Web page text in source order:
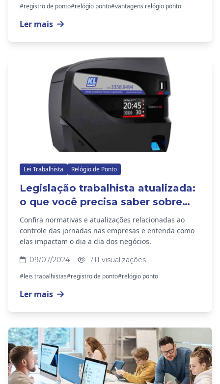
#registro de ponto#relógio ponto#vantagens relógio ponto
Ler mais
Lei Trabalhista Relógio de Ponto
Legislação trabalhista atualizada:
o que você precisa saber sobre
controle de ponto
Confira normativas e atualizações relacionadas ao
controle das jornadas nas empresas e entenda como
elas impactam o dia a dia dos negócios.
09/07/2024 711 visualizações
#leis trabalhistas#registro de ponto#relógio ponto
Ler mais